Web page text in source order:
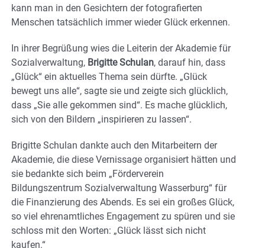
kann man in den Gesichtern der fotografierten
Menschen tatsächlich immer wieder Glück erkennen.
In ihrer Begrüßung wies die Leiterin der Akademie für
Sozialverwaltung, Brigitte Schulan, darauf hin, dass
„Glück“ ein aktuelles Thema sein dürfte. „Glück
bewegt uns alle“, sagte sie und zeigte sich glücklich,
dass „Sie alle gekommen sind“. Es mache glücklich,
sich von den Bildern „inspirieren zu lassen“.
Brigitte Schulan dankte auch den Mitarbeitern der
Akademie, die diese Vernissage organisiert hätten und
sie bedankte sich beim „Förderverein
Bildungszentrum Sozialverwaltung Wasserburg“ für
die Finanzierung des Abends. Es sei ein großes Glück,
so viel ehrenamtliches Engagement zu spüren und sie
schloss mit den Worten: „Glück lässt sich nicht
kaufen.“